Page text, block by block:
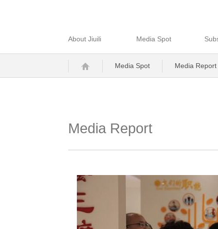
About Jiuili Media Spot
Media Spot Media Report
Media Report